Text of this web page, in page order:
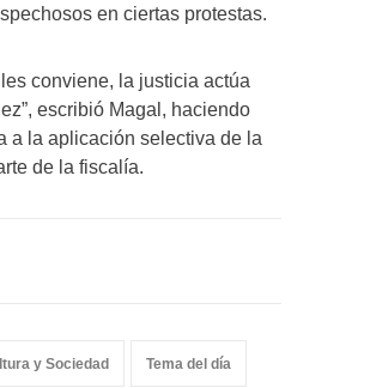
en ciertas protestas.
conviene, la justicia actúa
escribió Magal, haciendo
a la aplicación selectiva de la
de la fiscalía.
y Sociedad Tema del día